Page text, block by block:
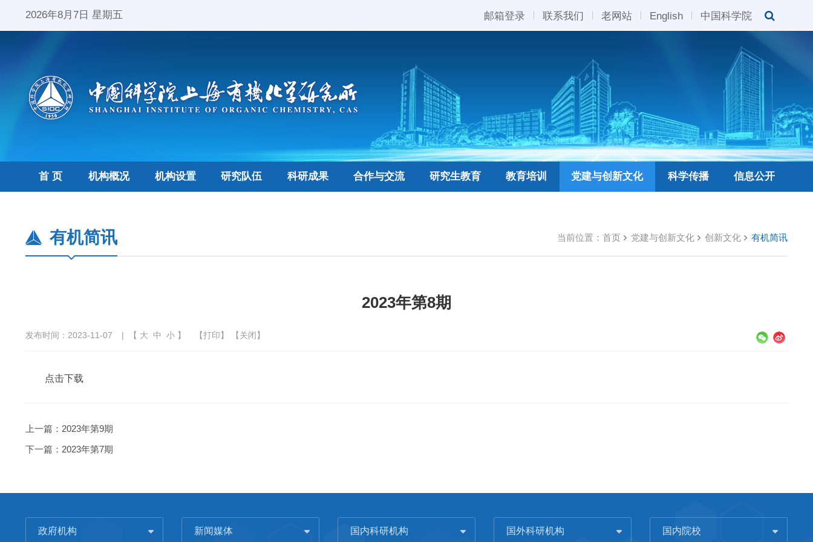
2026年8月7日 星期五 邮箱登录 联系我们 老网站 English 中国科学院
首 页 机构概况 机构设置 研究队伍 科研成果 合作与交流 研究生教育 教育培训 党建与创新文化 科学传播 信息公开
当前位置： 首页 党建与创新文化 创新文化 有机简讯
有机简讯
2023年第8期
发布时间：2023-11-07 | 【 大 中 小 】 【打印】 【关闭】
点击下载
上一篇： 2023年第9期
下一篇： 2023年第7期
政府机构 新闻媒体 国内科研机构 国外科研机构 国内院校